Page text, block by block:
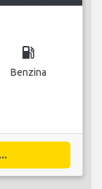
local_gas_station
Benzina